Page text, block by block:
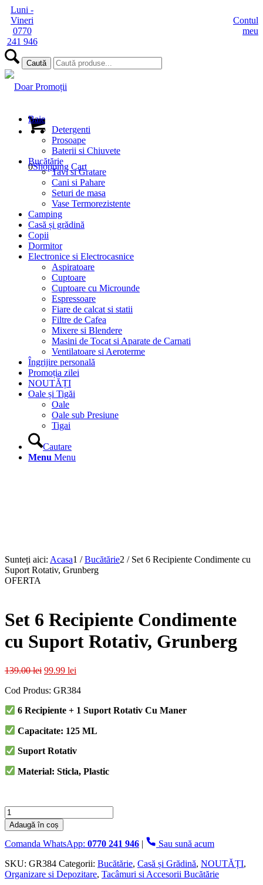
Luni -
Vineri
0770
241 946
Contul
meu
0Shopping Cart
Baie
Detergenti
Prosoape
Baterii si Chiuvete
Bucătărie
Tavi si Gratare
Cani si Pahare
Seturi de masa
Vase Termorezistente
Camping
Casă și grădină
Copii
Dormitor
Electronice si Electrocasnice
Aspiratoare
Cuptoare
Cuptoare cu Microunde
Espressoare
Fiare de calcat si statii
Filtre de Cafea
Mixere si Blendere
Masini de Tocat si Aparate de Carnati
Ventilatoare si Aeroterme
Îngrijire personală
Promoția zilei
NOUTĂȚI
Oale și Tigăi
Oale
Oale sub Presiune
Tigai
Cautare
Menu Menu
Sunteți aici: Acasa1 / Bucătărie2 / Set 6 Recipiente Condimente cu
Suport Rotativ, Grunberg
OFERTA
Set 6 Recipiente Condimente
cu Suport Rotativ, Grunberg
139.00lei Prețul
a
139.00 lei.
99.99 lei
este:
Cod Produs: GR384
6 Recipiente + 1 Suport Rotativ Cu Maner
Capacitate: 125 ML
Suport Rotativ
Material: Sticla, Plastic
Cantitate
Set
6
Recipiente
cu
Suport
Adaugă în coș
Comanda WhatsApp: 0770 241 946 |
Sau sună acum
SKU: GR384 Categorii: Bucătărie, Casă și Grădină, NOUTĂȚI,
Organizare si Depozitare, Tacâmuri si Accesorii Bucătărie